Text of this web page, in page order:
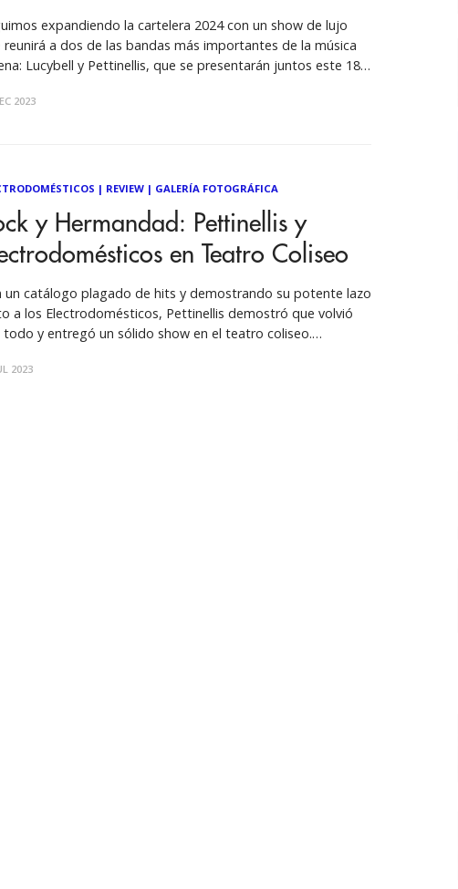
expandiendo la cartelera 2024 con un show de lujo
reunirá a dos de las bandas más importantes de la música
Lucybell y Pettinellis, que se presentarán juntos este 18
más importantes de ambas bandas, con
2023
| REVIEW| GALERÍA FOTOGRÁFICA
y Hermandad: Pettinellis y
en Teatro Coliseo
un catálogo plagado de hits y demostrando su potente lazo
a los Electrodomésticos, Pettinellis demostró que volvió
todo y entregó un sólido show en el teatro coliseo.
liderado por Álvaro Henríquez se mostró cercano al
2023